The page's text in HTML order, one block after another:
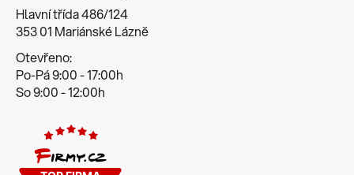
Hlavní třída 486/124
353 01 Mariánské Lázně
Otevřeno:
Po-Pá 9:00 - 17:00h
So 9:00 - 12:00h